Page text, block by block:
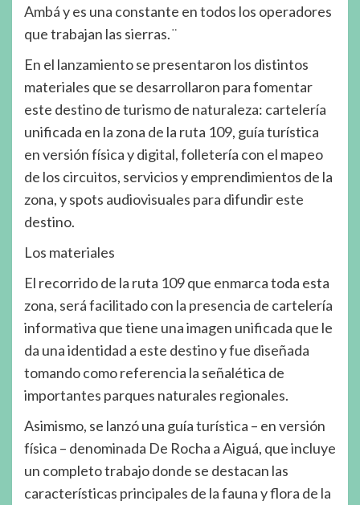
Ambá y es una constante en todos los operadores
que trabajan las sierras. ̈
En el lanzamiento se presentaron los distintos
materiales que se desarrollaron para fomentar
este destino de turismo de naturaleza: cartelería
unificada en la zona de la ruta 109, guía turística
en versión física y digital, folletería con el mapeo
de los circuitos, servicios y emprendimientos de la
zona, y spots audiovisuales para difundir este
destino.
Los materiales
El recorrido de la ruta 109 que enmarca toda esta
zona, será facilitado con la presencia de cartelería
informativa que tiene una imagen unificada que le
da una identidad a este destino y fue diseñada
tomando como referencia la señalética de
importantes parques naturales regionales.
Asimismo, se lanzó una guía turística – en versión
física – denominada De Rocha a Aiguá, que incluye
un completo trabajo donde se destacan las
características principales de la fauna y flora de la